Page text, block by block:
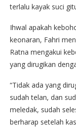
terlalu kayak suci
Ihwal apakah
keonaran, Fahri
Ratna mengakui
yang dirugikan
“Tidak ada yang
sudah telan, dan
meledak, sudah
berharap setelah